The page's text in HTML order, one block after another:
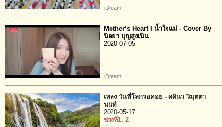
iDream
Mother’s Heart I น้ำใจแม่ - Cover By
นิตยา บุญสูงเนิน
2020-07-05
iDream
เพลง วันที่โลกรอคอย - ศศินา วิมุตตา
นนท์
2020-05-17
ช่วงที่1, 2